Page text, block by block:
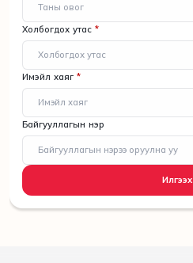
Холбогдох утас *
Имэйл хаяг *
Байгууллагын нэр
Илгээх